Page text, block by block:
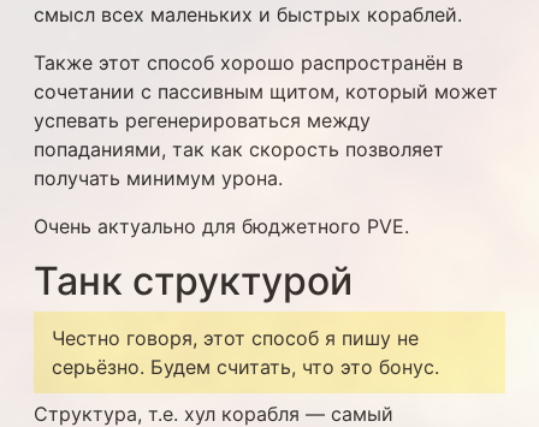
смысл всех маленьких и быстрых кораблей.
Также этот способ хорошо распространён в
сочетании с пассивным щитом, который может
успевать регенерироваться между
попаданиями, так как скорость позволяет
получать минимум урона.
Очень актуально для бюджетного PVE.
Танк структурой
Честно говоря, этот способ я пишу не
серьёзно. Будем считать, что это бонус.
Структура, т.е. хул корабля — самый